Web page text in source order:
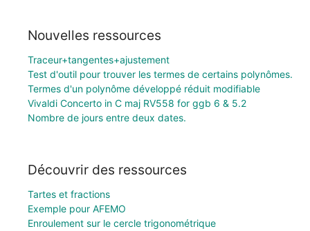
Nouvelles ressources
Traceur+tangentes+ajustement
Test d'outil pour trouver les termes de certains polynômes.
Termes d'un polynôme développé réduit modifiable
Vivaldi Concerto in C maj RV558 for ggb 6 & 5.2
Nombre de jours entre deux dates.
Découvrir des ressources
Tartes et fractions
Exemple pour AFEMO
Enroulement sur le cercle trigonométrique